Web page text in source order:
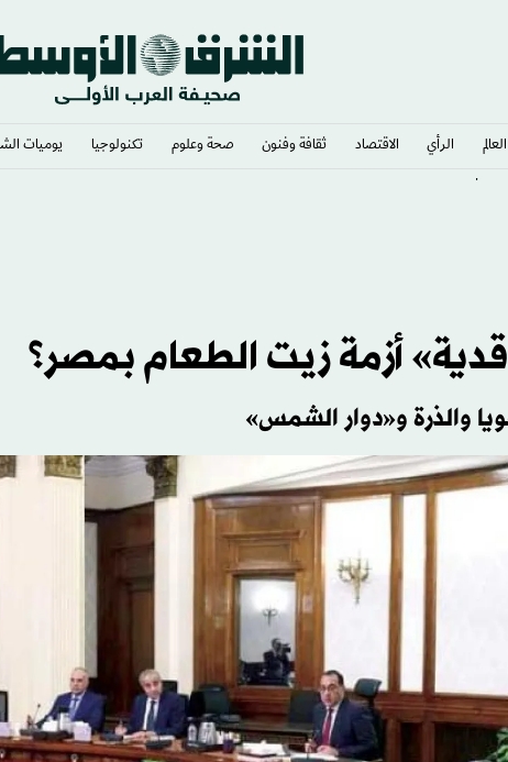
العالم الرأي الاقتصاد ثقافة وفنون صحة وعلوم تكنولوجيا يوميات
أزمة زيت الطعام بمصر؟
والذرة و«دوار الشمس»